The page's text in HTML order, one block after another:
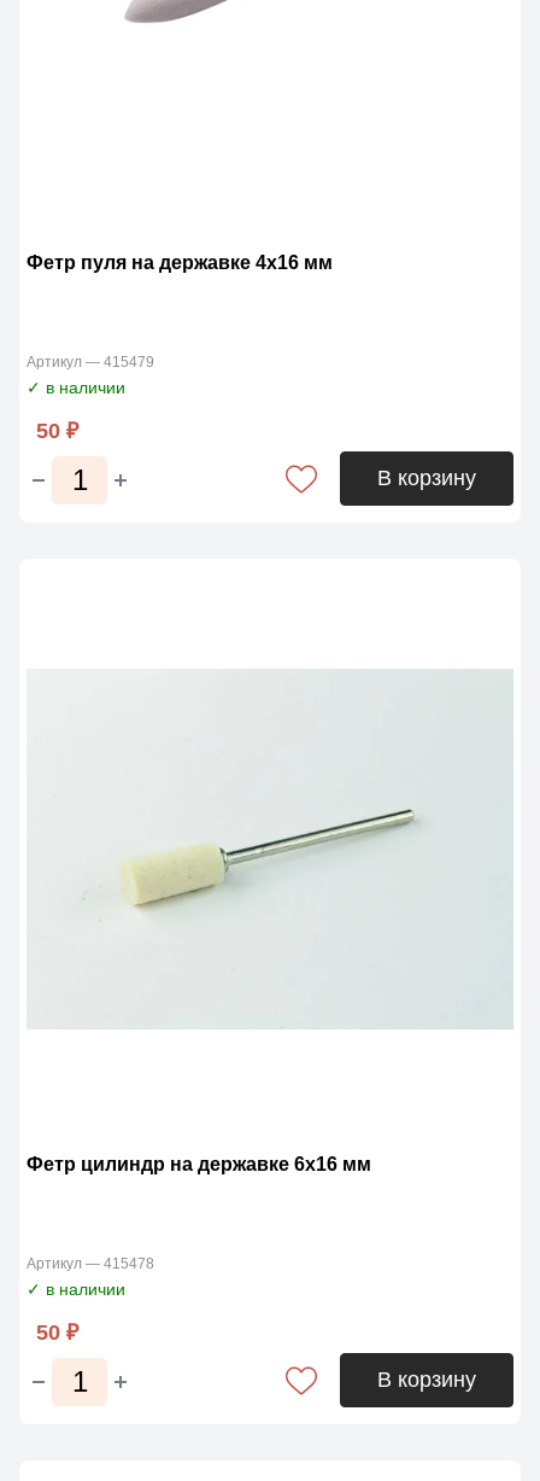
Фетр пуля на державке 4х16 мм
Артикул — 415479
✓ в наличии
50 ₽
В корзину
Фетр цилиндр на державке 6х16 мм
Артикул — 415478
✓ в наличии
50 ₽
В корзину